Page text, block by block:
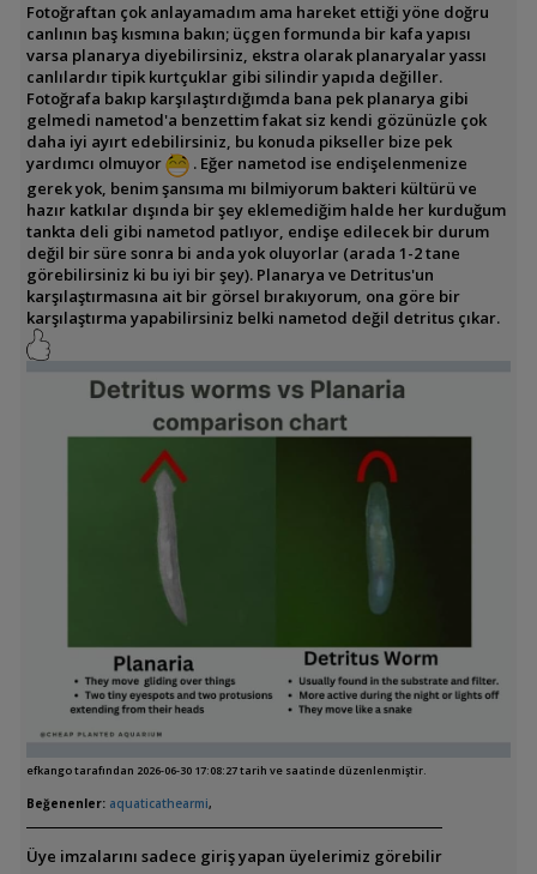
Fotoğraftan çok anlayamadım ama hareket ettiği yöne doğru
canlının baş kısmına bakın; üçgen formunda bir kafa yapısı
varsa planarya diyebilirsiniz, ekstra olarak planaryalar yassı
canlılardır tipik kurtçuklar gibi silindir yapıda değiller.
Fotoğrafa bakıp karşılaştırdığımda bana pek planarya gibi
gelmedi nametod'a benzettim fakat siz kendi gözünüzle çok
daha iyi ayırt edebilirsiniz, bu konuda pikseller bize pek
yardımcı olmuyor
. Eğer nametod ise endişelenmenize
gerek yok, benim şansıma mı bilmiyorum bakteri kültürü ve
hazır katkılar dışında bir şey eklemediğim halde her kurduğum
tankta deli gibi nametod patlıyor, endişe edilecek bir durum
değil bir süre sonra bi anda yok oluyorlar (arada 1-2 tane
görebilirsiniz ki bu iyi bir şey). Planarya ve Detritus'un
karşılaştırmasına ait bir görsel bırakıyorum, ona göre bir
karşılaştırma yapabilirsiniz belki nametod değil detritus çıkar.
efkango tarafından 2026-06-30 17:08:27 tarih ve saatinde düzenlenmiştir.
Beğenenler: aquaticathearmi,
Üye imzalarını sadece giriş yapan üyelerimiz görebilir